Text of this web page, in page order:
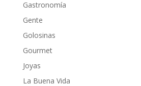
Gastronomía
Gente
Golosinas
Gourmet
Joyas
La Buena Vida